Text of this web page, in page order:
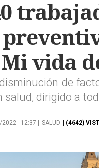
vida
de
salud, dirigido a
- 12:37 | SALUD | (4642)